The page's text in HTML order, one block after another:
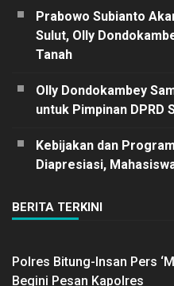
Prabowo Subianto
Sulut, Olly
Tanah
Olly Dondokambey
untuk Pimpinan DPRD
Kebijakan dan
Diapresiasi,
BERITA TERKINI
Polres Bitung-Insan Pers
Begini Pesan Kapolres